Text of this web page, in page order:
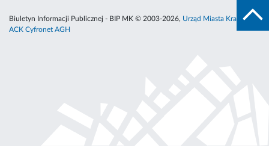
Biuletyn Informacji Publicznej - BIP MK © 2003-2026, Urząd Miasta Krakowa
ACK Cyfronet AGH